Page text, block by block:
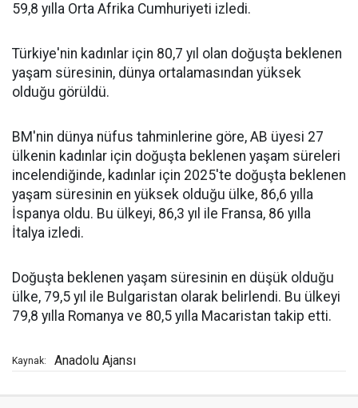
59,8 yılla Orta Afrika Cumhuriyeti izledi.
Türkiye'nin kadınlar için 80,7 yıl olan doğuşta beklenen
yaşam süresinin, dünya ortalamasından yüksek
olduğu görüldü.
BM'nin dünya nüfus tahminlerine göre, AB üyesi 27
ülkenin kadınlar için doğuşta beklenen yaşam süreleri
incelendiğinde, kadınlar için 2025'te doğuşta beklenen
yaşam süresinin en yüksek olduğu ülke, 86,6 yılla
İspanya oldu. Bu ülkeyi, 86,3 yıl ile Fransa, 86 yılla
İtalya izledi.
Doğuşta beklenen yaşam süresinin en düşük olduğu
ülke, 79,5 yıl ile Bulgaristan olarak belirlendi. Bu ülkeyi
79,8 yılla Romanya ve 80,5 yılla Macaristan takip etti.
Kaynak: Anadolu Ajansı